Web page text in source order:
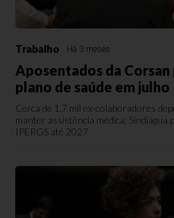
Trabalho Há 3 meses
Aposentados da
plano de saúde em julho
Cerca de 1,7 mil ex-colaboradores
manter assistência médica; Sindiágua
IPERGS até 2027